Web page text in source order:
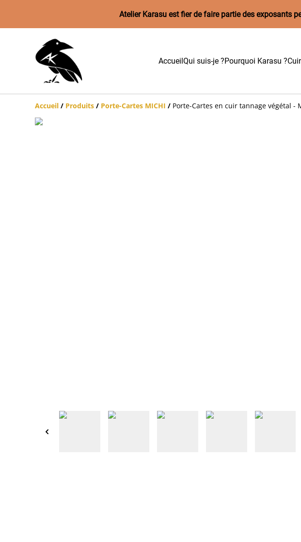
Atelier Karasu est fier de faire partie des exposants
AccueilQui suis-je ?Pourquoi Karasu ?
Accueil / Produits / Porte-Cartes MICHI / Porte-Cartes en cuir tannage végétal -